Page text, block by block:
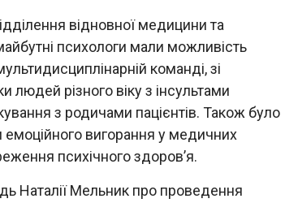
відновної медицини та
майбутні психологи мали можливість
команді, зі
людей різного віку з інсультами
з родичами пацієнтів. Також було
емоційного вигорання у медичних
психічного здоров’я.
Наталії Мельник про проведення